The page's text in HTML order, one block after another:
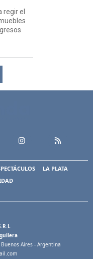
regir el
LA PLATA
Aires - Argentina